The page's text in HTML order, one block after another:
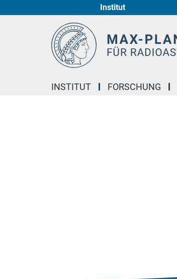
Institut
INSTITUT FORSCHUNG